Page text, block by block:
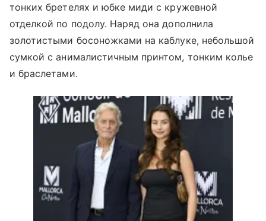
тонких бретелях и юбке миди с кружевной
отделкой по подолу. Наряд она дополнила
золотистыми босоножками на каблуке, небольшой
сумкой с анималистичным принтом, тонким колье
и браслетами.